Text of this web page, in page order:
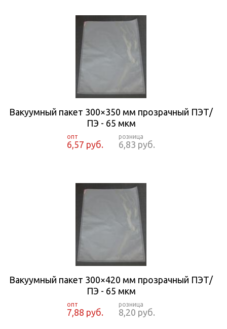
Вакуумный пакет 300×350 мм прозрачный ПЭТ/
ПЭ - 65 мкм
6,57 руб. 6,83 руб.
Вакуумный пакет 300×420 мм прозрачный ПЭТ/
ПЭ - 65 мкм
7,88 руб. 8,20 руб.